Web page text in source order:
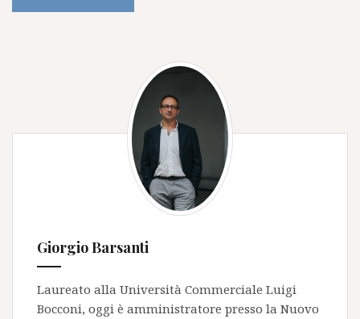
Giorgio Barsanti
Laureato alla Università Commerciale Luigi
Bocconi, oggi è amministratore presso la Nuovo